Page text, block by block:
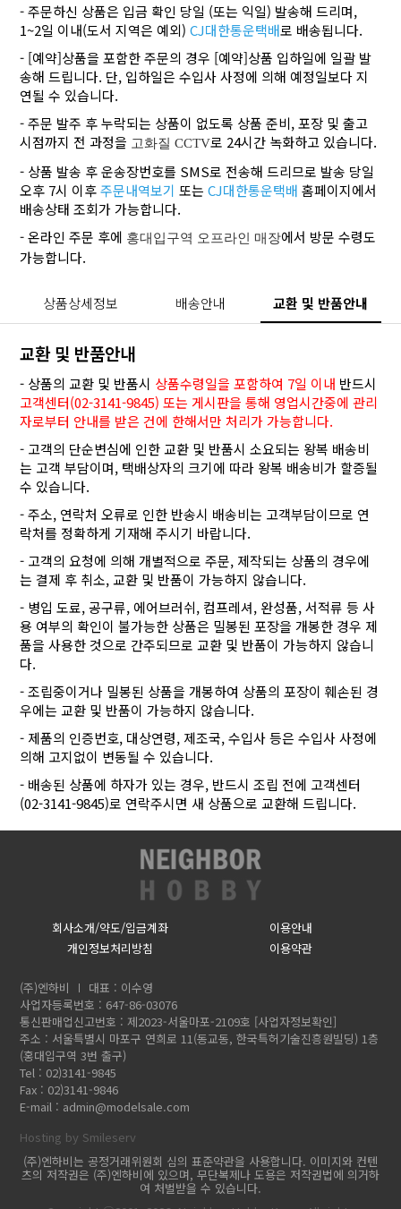
- 주문하신 상품은 입금 확인 당일 (또는 익일) 발송해 드리며,
1~2일 이내(도서 지역은 예외)CJ대한통운택배로 배송됩니다.
- [예약]상품을 포함한 주문의 경우 [예약]상품 입하일에 일괄 발
송해 드립니다. 단, 입하일은 수입사 사정에 의해 예정일보다 지
연될 수 있습니다.
- 주문 발주 후 누락되는 상품이 없도록 상품 준비, 포장 및 출고
시점까지 전 과정을 고화질 CCTV로 24시간 녹화하고 있습니다.
- 상품 발송 후 운송장번호를 SMS로 전송해 드리므로 발송 당일
오후 7시 이후주문내역보기 또는CJ대한통운택배 홈페이지에서
배송상태 조회가 가능합니다.
- 온라인 주문 후에 홍대입구역 오프라인 매장에서 방문 수령도
가능합니다.
상품상세정보 배송안내 교환 및 반품안내
교환 및 반품안내
- 상품의 교환 및 반품시 상품수령일을 포함하여 7일 이내 반드시
고객센터(02-3141-9845) 또는 게시판을 통해 영업시간중에 관리
자로부터 안내를 받은 건에 한해서만 처리가 가능합니다.
- 고객의 단순변심에 인한 교환 및 반품시 소요되는 왕복 배송비
는 고객 부담이며, 택배상자의 크기에 따라 왕복 배송비가 할증될
수 있습니다.
- 주소, 연락처 오류로 인한 반송시 배송비는 고객부담이므로 연
락처를 정확하게 기재해 주시기 바랍니다.
- 고객의 요청에 의해 개별적으로 주문, 제작되는 상품의 경우에
는 결제 후 취소, 교환 및 반품이 가능하지 않습니다.
- 병입 도료, 공구류, 에어브러쉬, 컴프레셔, 완성품, 서적류 등 사
용 여부의 확인이 불가능한 상품은 밀봉된 포장을 개봉한 경우 제
품을 사용한 것으로 간주되므로 교환 및 반품이 가능하지 않습니
다.
- 조립중이거나 밀봉된 상품을 개봉하여 상품의 포장이 훼손된 경
우에는 교환 및 반품이 가능하지 않습니다.
- 제품의 인증번호, 대상연령, 제조국, 수입사 등은 수입사 사정에
의해 고지없이 변동될 수 있습니다.
- 배송된 상품에 하자가 있는 경우, 반드시 조립 전에 고객센터
(02-3141-9845)로 연락주시면 새 상품으로 교환해 드립니다.
회사소개/약도/입금계좌
이용안내
개인정보처리방침
이용약관
(주)엔하비
대표 : 이수영
사업자등록번호 : 647-86-03076
통신판매업신고번호 : 제2023-서울마포-2109호 [사업자정보확인]
주소 : 서울특별시 마포구 연희로 11(동교동, 한국특허기술진흥원빌딩) 1층
(홍대입구역 3번 출구)
Tel : 02)3141-9845
Fax : 02)3141-9846
E-mail : admin@modelsale.com
Hosting by Smileserv
(주)엔하비는 공정거래위원회 심의 표준약관을 사용합니다. 이미지와 컨텐
츠의 저작권은 (주)엔하비에 있으며, 무단복제나 도용은 저작권법에 의거하
여 처벌받을 수 있습니다.